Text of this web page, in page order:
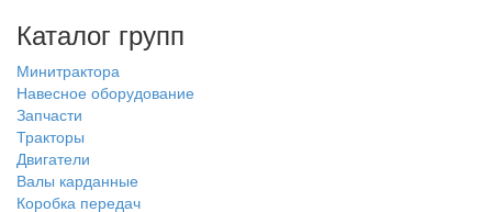
Каталог групп
Минитрактора
Навесное оборудование
Запчасти
Тракторы
Двигатели
Валы карданные
Коробка передач